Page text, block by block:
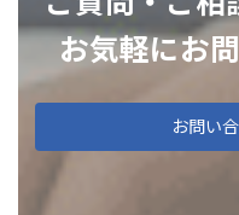
お気軽にお
お問い